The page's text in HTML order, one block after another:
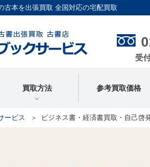
古本を出張買取 全国対応の宅配買取
受
買取方法 参考買取価格
ービス ビジネス書・経済書買取・自己啓